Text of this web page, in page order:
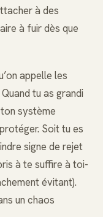
à des
à fuir dès que
appelle les
tu as grandi
système
Soit tu es
signe de rejet
à te suffire à toi-
évitant).
un chaos